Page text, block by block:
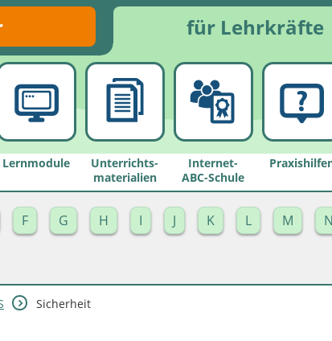
für Lehrkräfte
Lernmodule
Unterrichts­
materialien
Internet-
ABC-Schule
F G H I J K L M N
Sicherheit